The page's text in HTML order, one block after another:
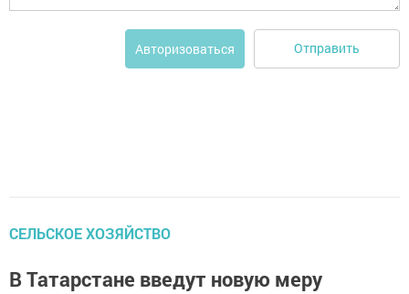
Авторизоваться Отправить
СЕЛЬСКОЕ ХОЗЯЙСТВО
В Татарстане введут новую меру